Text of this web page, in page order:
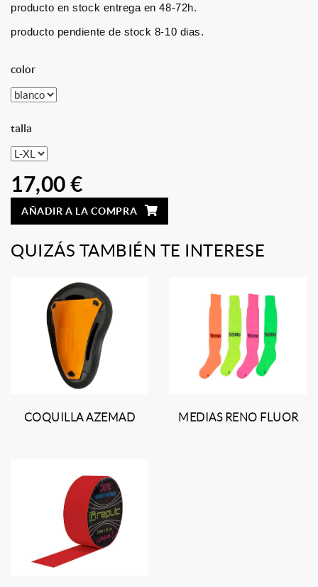
producto en stock entrega en 48-72h.
producto pendiente de stock 8-10 dias.
color
talla
17,00 €
AÑADIR A LA COMPRA
QUIZÁS TAMBIÉN TE INTERESE
COQUILLA AZEMAD MEDIAS RENO FLUOR